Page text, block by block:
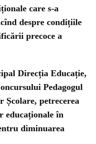
care s-a
despre condițiile
precoce a
Direcția Educație,
Pedagogul
petrecerea
educaționale în
diminuarea